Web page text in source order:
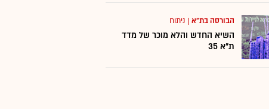
הבורסה בת"א | ניתוח
השיא החדש והלא מוכר של מדד
ת"א 35